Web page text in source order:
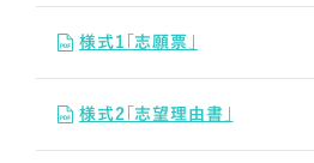
様式1「志願票」
様式2「志望理由書」